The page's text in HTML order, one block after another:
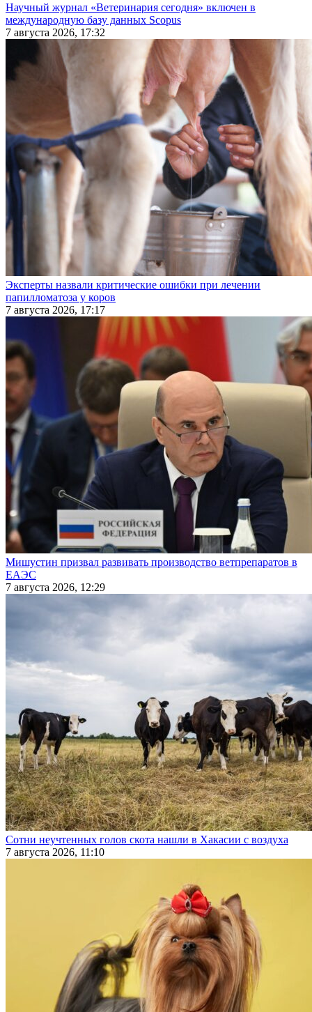
Научный журнал «Ветеринария сегодня» включен в
международную базу данных Scopus
7 августа 2026, 17:32
Эксперты назвали критические ошибки при лечении
папилломатоза у коров
7 августа 2026, 17:17
Мишустин призвал развивать производство ветпрепаратов в
ЕАЭС
7 августа 2026, 12:29
Сотни неучтенных голов скота нашли в Хакасии с воздуха
7 августа 2026, 11:10